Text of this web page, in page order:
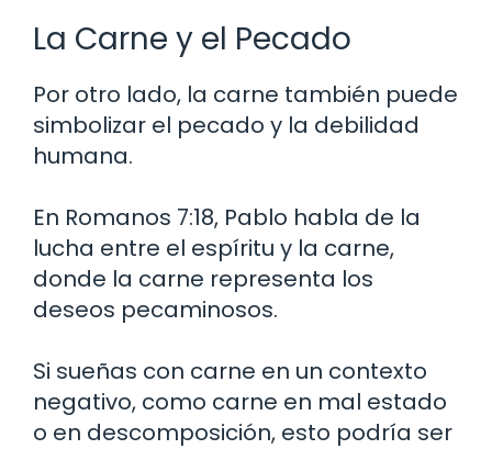
La Carne y el Pecado
Por otro lado, la carne también puede
simbolizar el pecado y la debilidad
humana.
En Romanos 7:18, Pablo habla de la
lucha entre el espíritu y la carne,
donde la carne representa los
deseos pecaminosos.
Si sueñas con carne en un contexto
negativo, como carne en mal estado
o en descomposición, esto podría ser